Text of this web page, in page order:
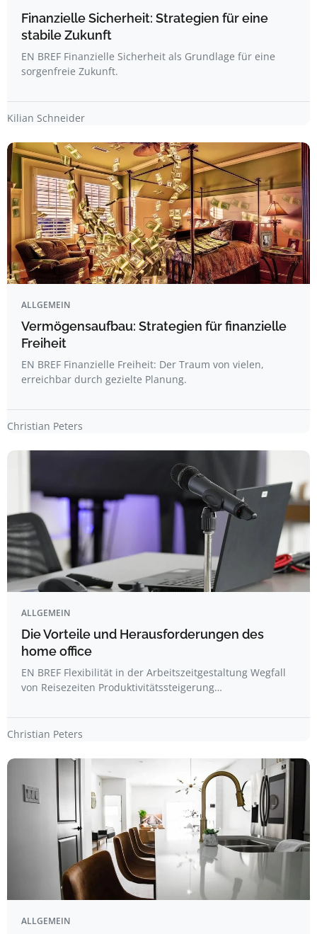
Finanzielle Sicherheit: Strategien für eine
stabile Zukunft
EN BREF Finanzielle Sicherheit als Grundlage für eine
sorgenfreie Zukunft.
Kilian Schneider
ALLGEMEIN
Vermögensaufbau: Strategien für finanzielle
Freiheit
EN BREF Finanzielle Freiheit: Der Traum von vielen,
erreichbar durch gezielte Planung.
Christian Peters
ALLGEMEIN
Die Vorteile und Herausforderungen des
home office
EN BREF Flexibilität in der Arbeitszeitgestaltung Wegfall
von Reisezeiten Produktivitätssteigerung…
Christian Peters
ALLGEMEIN